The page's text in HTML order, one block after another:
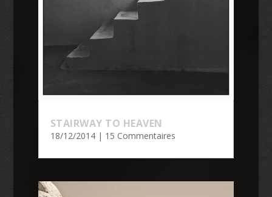
STAIRWAY TO HEAVEN
18/12/2014| 15 Commentaires